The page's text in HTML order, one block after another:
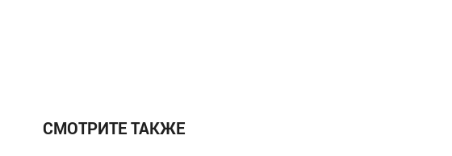
СМОТРИТЕ ТАКЖЕ